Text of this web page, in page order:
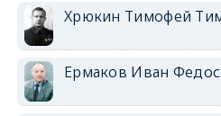
Хрюкин Тимофей
Ермаков Иван